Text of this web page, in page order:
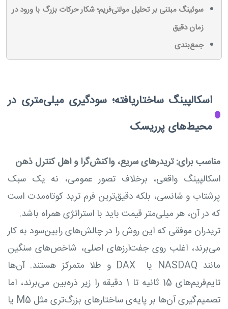
سوئینگ مبتنی بر تحلیل مولتی‌فریم؛ شکار حرکات بزرگ با ورود در
زمان دقیق
جمع‌بندی
اسکالپینگ ساختاریافته؛ سودگیری میلی‌متری در
محیط‌های پرریسک
مناسب برای: تریدرهای سریع، واکنش‌گرا و اهل کنترل ذهن
اسکالپینگ واقعی، برخلاف تصور عمومی، نه یک سبک
پرشتاب و شانسی، بلکه دقیق‌ترین فرم ترید کوتاه‌مدت است
که در آن، هر میلی‌متر قیمت باید با استراتژی همراه باشد.
تریدران موفقی که این روش را در چالش‌های رابین‌سود به کار
می‌برند، اغلب روی جفت‌ارزهای اصلی، شاخص‌های سنگین
مانند NASDAQ یا DAX و طلا متمرکز هستند. آن‌ها
تایم‌فریم‌های 15 ثانیه تا 1 دقیقه را زیر ذره‌بین می‌برند، اما
تصمیم‌گیری آن‌ها بر پایه‌ی ساختارهای بزرگ‌تری مثل M5 یا